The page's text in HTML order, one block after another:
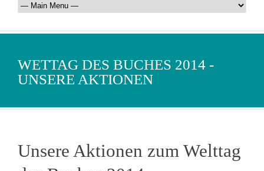
WETTAG DES BUCHES 2014 -
UNSERE AKTIONEN
Unsere Aktionen zum Welttag